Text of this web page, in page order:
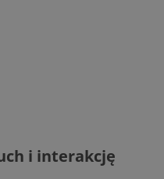
i interakcję